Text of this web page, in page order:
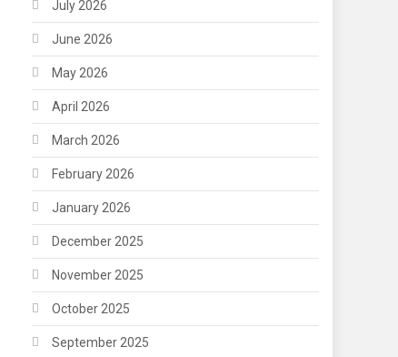
July 2026
June 2026
May 2026
April 2026
March 2026
February 2026
January 2026
December 2025
November 2025
October 2025
September 2025